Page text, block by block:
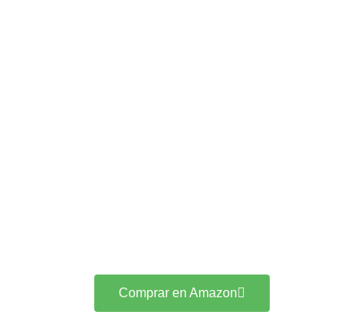
Comprar en Amazon